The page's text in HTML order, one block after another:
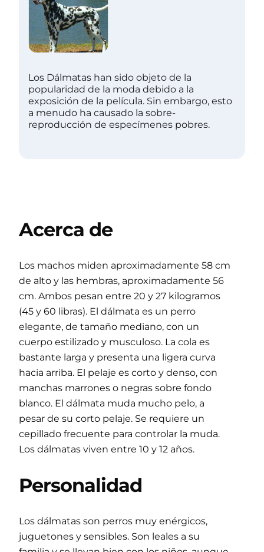
Los Dálmatas han sido objeto de la
popularidad de la moda debido a la
exposición de la película. Sin embargo, esto
a menudo ha causado la sobre-
reproducción de especímenes pobres.
Acerca de
Los machos miden aproximadamente 58 cm
de alto y las hembras, aproximadamente 56
cm. Ambos pesan entre 20 y 27 kilogramos
(45 y 60 libras). El dálmata es un perro
elegante, de tamaño mediano, con un
cuerpo estilizado y musculoso. La cola es
bastante larga y presenta una ligera curva
hacia arriba. El pelaje es corto y denso, con
manchas marrones o negras sobre fondo
blanco. El dálmata muda mucho pelo, a
pesar de su corto pelaje. Se requiere un
cepillado frecuente para controlar la muda.
Los dálmatas viven entre 10 y 12 años.
Personalidad
Los dálmatas son perros muy enérgicos,
juguetones y sensibles. Son leales a su